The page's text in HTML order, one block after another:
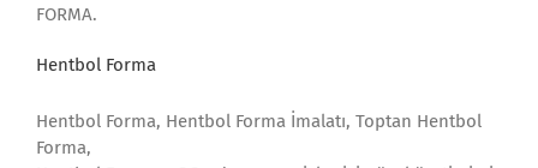
FORMA.
Hentbol Forma
Hentbol Forma, Hentbol Forma İmalatı, Toptan Hentbol
Forma,